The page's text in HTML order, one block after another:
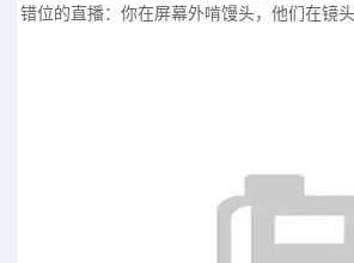
错位的直播：你在屏幕外啃馒头，他们在镜头